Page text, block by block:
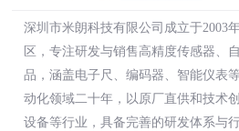
深圳市米朗科技有限公司成立于2003
区，专注研发与销售高精度传感器、
品，涵盖电子尺、编码器、智能仪表
动化领域二十年，以原厂直供和技术
设备等行业，具备完善的研发体系与